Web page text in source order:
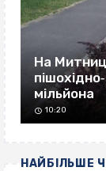
На
мільйона
10:20
НАЙБІЛЬШЕ